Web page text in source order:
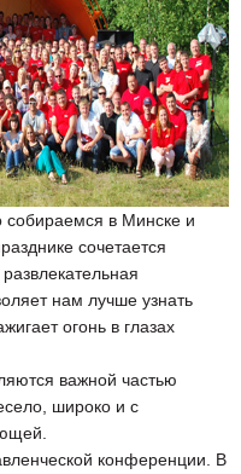
в Минске и
сочетается
нам лучше узнать
огонь в глазах
важной частью
широко и с
конференции. В